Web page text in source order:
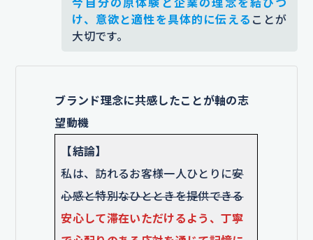
だ人が書き手の意図を理解しやすくなるよう工夫
しました。また、フロントスタッフの対応の様子
を詳しく説明することで、エピソードの説得力も
を磨ける環境に強く惹かれました。
現場で求められる柔軟な対応力を磨
けると確信しております。英語や中
国語などの多言語研修制度やロール
プレイを重視した実践的な指導体制
け、意欲と適性を具体的に伝える ことが
大切です。
ブランド理念に共感したことが軸の志
望動機
【結論】
私は、訪れるお客様一人ひとりに安
心感と特別なひとときを提供できる
安心して滞在いただけるよう、丁寧